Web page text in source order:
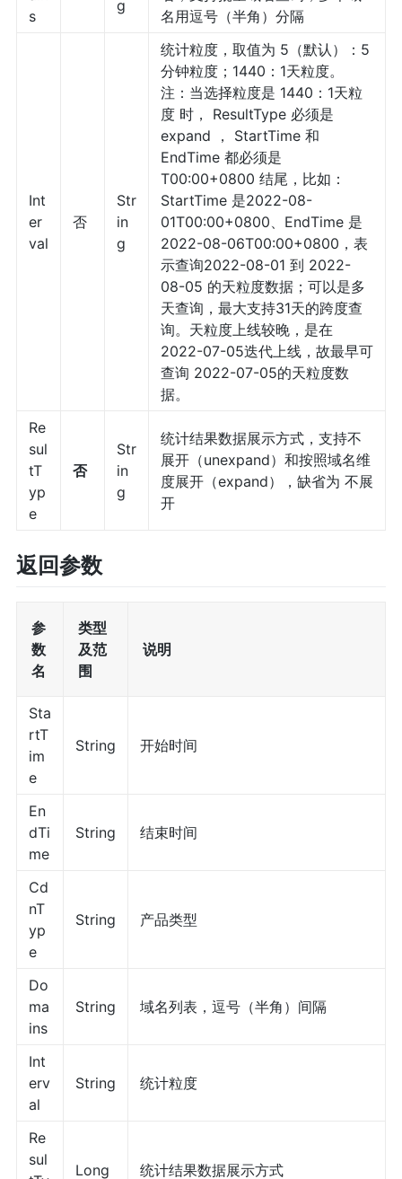
s
g
名用逗号（半角）分隔
Int
er
val
否
Str
in
g
统计粒度，取值为 5（默认）：5
分钟粒度；1440：1天粒度。
注：当选择粒度是 1440：1天粒
度 时， ResultType 必须是
expand ， StartTime 和
EndTime 都必须是
T00:00+0800 结尾，比如：
StartTime 是2022-08-
01T00:00+0800、EndTime 是
2022-08-06T00:00+0800，表
示查询2022-08-01 到 2022-
08-05 的天粒度数据；可以是多
天查询，最大支持31天的跨度查
询。天粒度上线较晚，是在
2022-07-05迭代上线，故最早可
查询 2022-07-05的天粒度数
据。
Re
sul
tT
yp
e
否
Str
in
g
统计结果数据展示方式，支持不
展开（unexpand）和按照域名维
度展开（expand），缺省为 不展
开
返回参数
参
数
名
类型
及范
围
说明
Sta
rtT
im
e
String 开始时间
En
dTi
me
String 结束时间
Cd
nT
yp
e
String 产品类型
Do
ma
ins
String 域名列表，逗号（半角）间隔
Int
erv
al
String 统计粒度
Re
sul
Long 统计结果数据展示方式